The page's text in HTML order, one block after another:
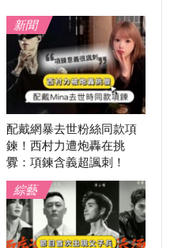
新聞
配戴網暴去世粉絲同款項
鍊！西村力遭炮轟在挑
釁：項鍊含義超諷刺！
綜藝